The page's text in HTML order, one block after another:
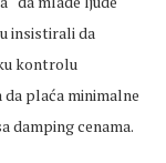
insistirali da
kontrolu
plaća minimalne
damping cenama.